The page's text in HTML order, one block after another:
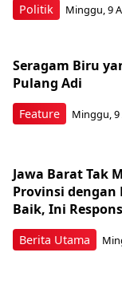
Politik Minggu, 9
Feature
Seragam Biru
Pulang Adi
Minggu, 9
Berita Utama
Jawa Barat Tak
Provinsi
Baik, Ini